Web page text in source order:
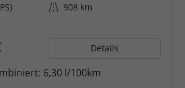
Kilometerstand 908 km
Details
6,30 l/100km